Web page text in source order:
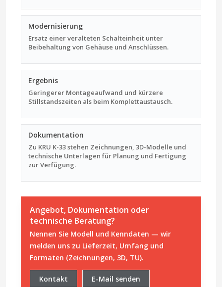
Modernisierung
Ersatz einer veralteten Schalteinheit unter
Beibehaltung von Gehäuse und Anschlüssen.
Ergebnis
Geringerer Montageaufwand und kürzere
Stillstandszeiten als beim Komplettaustausch.
Dokumentation
Zu KRU K-33 stehen Zeichnungen, 3D-Modelle und
technische Unterlagen für Planung und Fertigung
zur Verfügung.
Angebot, Dokumentation oder
technische Beratung?
Nennen Sie Modell und Kenndaten — wir
melden uns zu Lieferzeit, Umfang und
Formaten (Zeichnungen, 3D, TU).
Kontakt E-Mail senden